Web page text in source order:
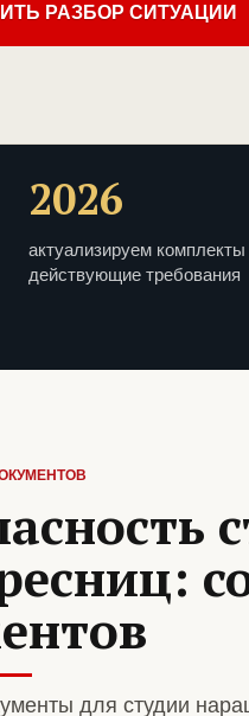
РАЗБОР СИТУАЦИИ
2026
актуализируем комплекты
действующие требования
для студии